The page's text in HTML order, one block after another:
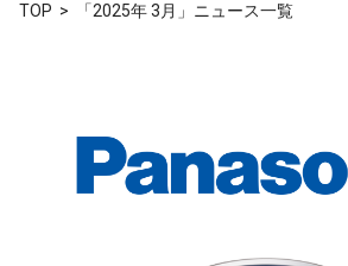
TOP 「2025年 3月」ニュース一覧